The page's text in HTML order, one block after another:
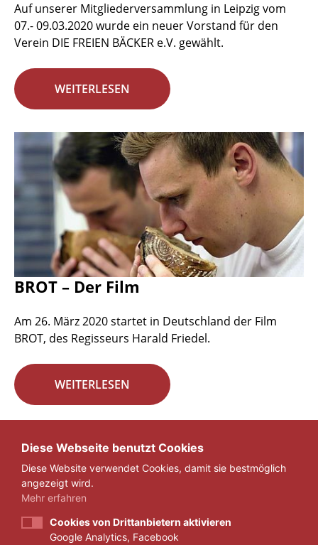
Auf unserer Mitgliederversammlung in Leipzig vom
07.- 09.03.2020 wurde ein neuer Vorstand für den
Verein DIE FREIEN BÄCKER e.V. gewählt.
WEITERLESEN
BROT – Der Film
Am 26. März 2020 startet in Deutschland der Film
BROT, des Regisseurs Harald Friedel.
WEITERLESEN
« 1 ... 21 22 23 ... 29 »
Diese Webseite benutzt Cookies
Diese Website verwendet Cookies, damit sie bestmöglich
angezeigt wird.
Mehr erfahren
Cookies von Drittanbietern aktivieren
Google Analytics, Facebook